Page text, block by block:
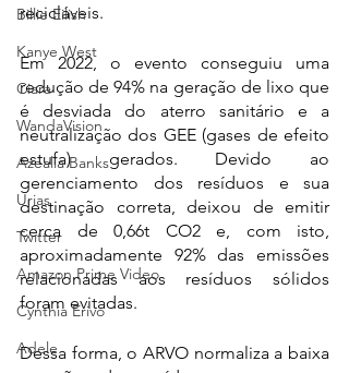
Billie Eilish
Kanye West
Ciara
WandaVision
Azealia Banks
Urias
Twitter
Amazon Prime Video
Cynthia Erivo
Adele
recicláveis.
Em 2022, o evento conseguiu uma
redução de 94% na geração de lixo que
é desviada do aterro sanitário e a
neutralização dos GEE (gases de efeito
estufa) gerados. Devido ao
gerenciamento dos resíduos e sua
destinação correta, deixou de emitir
cerca de 0,66t CO2 e, com isto,
aproximadamente 92% das emissões
relacionadas aos resíduos sólidos
foram evitadas.
Dessa forma, o ARVO normaliza a baixa